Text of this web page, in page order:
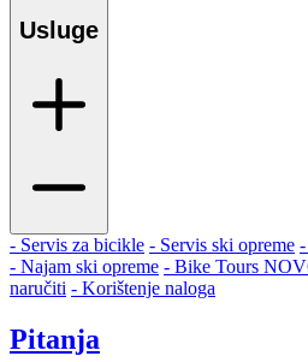
Usluge
- Servis za bicikle - Servis ski opreme
- Najam ski opreme - Bike Tours
naručiti - Korištenje naloga
Pitanja